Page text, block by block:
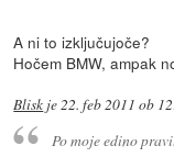
A ni to izključujoče?
Hočem BMW, ampak
Blisk je 22. feb 2011 ob
Po moje edino